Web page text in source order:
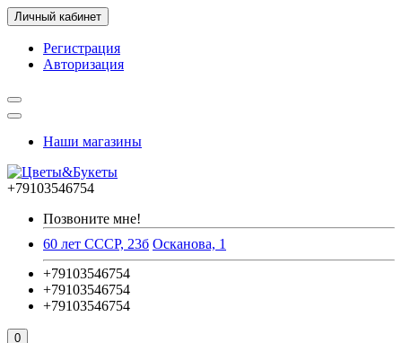
Личный кабинет
Регистрация
Авторизация
Наши магазины
+79103546754
Позвоните мне!
60 лет СССР, 23б Осканова, 1
+79103546754
+79103546754
+79103546754
0